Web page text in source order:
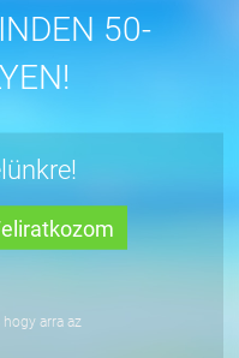
50-
arra az
15-ig